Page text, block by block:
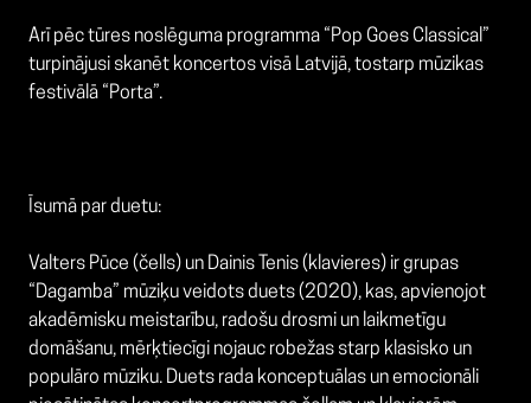
Arī pēc tūres noslēguma programma “Pop Goes Classical”
turpinājusi skanēt koncertos visā Latvijā, tostarp mūzikas
festivālā “Porta”.
Īsumā par duetu:
Valters Pūce (čells) un Dainis Tenis (klavieres) ir grupas
“Dagamba” mūziķu veidots duets (2020), kas, apvienojot
akadēmisku meistarību, radošu drosmi un laikmetīgu
domāšanu, mērķtiecīgi nojauc robežas starp klasisko un
populāro mūziku. Duets rada konceptuālas un emocionāli